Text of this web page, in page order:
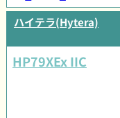
ハイテラ(Hytera)
HP79XEx IIC